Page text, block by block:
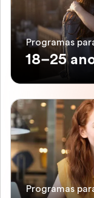
Programas
18–25
Programas